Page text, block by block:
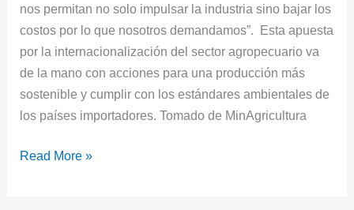
nos permitan no solo impulsar la industria sino bajar los
costos por lo que nosotros demandamos”. Esta apuesta
por la internacionalización del sector agropecuario va
de la mano con acciones para una producción más
sostenible y cumplir con los estándares ambientales de
los países importadores. Tomado de MinAgricultura
Read More »